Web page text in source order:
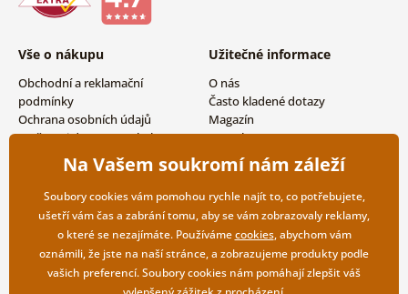
Vše o nákupu
Obchodní a reklamační
podmínky
Ochrana osobních údajů
Možnosti dopravy a platby
Vrácení zboží
Užitečné informace
O nás
Často kladené dotazy
Magazín
Kontakty
Velkoobchodní spolupráce
Na Vašem soukromí nám záleží
Soubory cookies vám pomohou rychle najít to, co potřebujete,
ušetří vám čas a zabrání tomu, aby se vám zobrazovaly reklamy,
o které se nezajímáte. Používámecookies, abychom vám
oznámili, že jste na naší stránce, a zobrazujeme produkty podle
vašich preferencí. Soubory cookies nám pomáhají zlepšit váš